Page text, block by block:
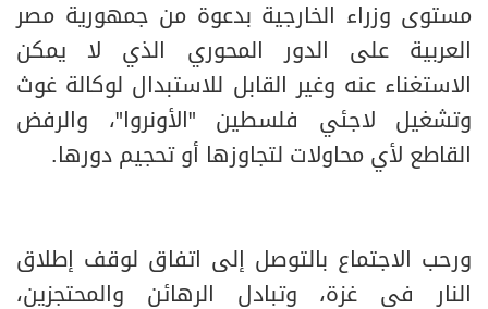
مستوى وزراء الخارجية بدعوة من جمهورية مصر
العربية على الدور المحوري الذي لا يمكن
الاستغناء عنه وغير القابل للاستبدال لوكالة غوث
وتشغيل لاجئي فلسطين "الأونروا"، والرفض
القاطع لأي محاولات لتجاوزها أو تحجيم دورها.
ورحب الاجتماع بالتوصل إلى اتفاق لوقف إطلاق
النار في غزة، وتبادل الرهائن والمحتجزين،